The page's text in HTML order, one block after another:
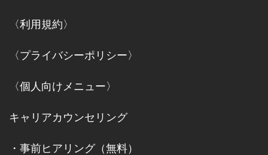
〈利用規約〉
〈プライバシーポリシー〉
〈個人向けメニュー〉
キャリアカウンセリング
・ 事前ヒアリング（無料）